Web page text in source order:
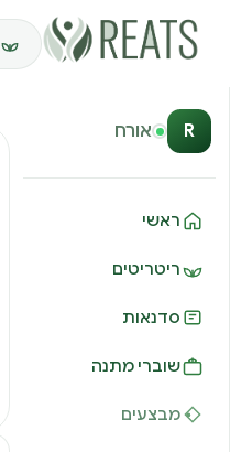
R אורח
ראשי
ריטריטים
סדנאות
שוברי מתנה
מבצעים